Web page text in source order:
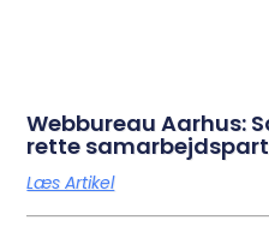
Webbureau Aarhus:
rette
Læs Artikel